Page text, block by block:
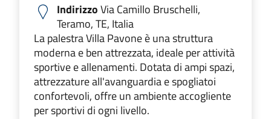
IndirizzoVia Camillo Bruschelli,
Teramo, TE, Italia
La palestra Villa Pavone è una struttura
moderna e ben attrezzata, ideale per attività
sportive e allenamenti. Dotata di ampi spazi,
attrezzature all'avanguardia e spogliatoi
confortevoli, offre un ambiente accogliente
per sportivi di ogni livello.